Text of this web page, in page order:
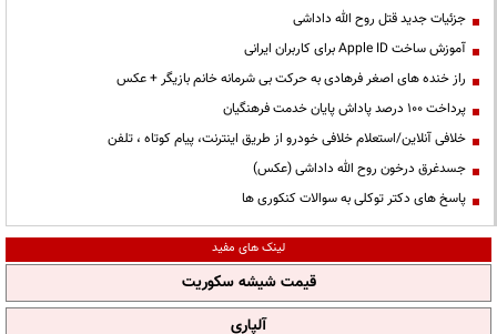
جزئیات جدید قتل روح الله داداشی
آموزش ساخت Apple ID برای کاربران ایرانی
راز خنده های اصغر فرهادی به حرکت بی شرمانه خانم بازیگر + عکس
پرداخت ۱۰۰ درصد پاداش پایان خدمت فرهنگیان
خلافی آنلاین/استعلام خلافی خودرو از طریق اینترنت، پیام کوتاه ، تلفن
جسدغرق درخون روح الله داداشی (عکس)
پاسخ های دکتر توکلی به سوالات کنکوری ها
لینک های مفید
قیمت شیشه سکوریت
آلپاری